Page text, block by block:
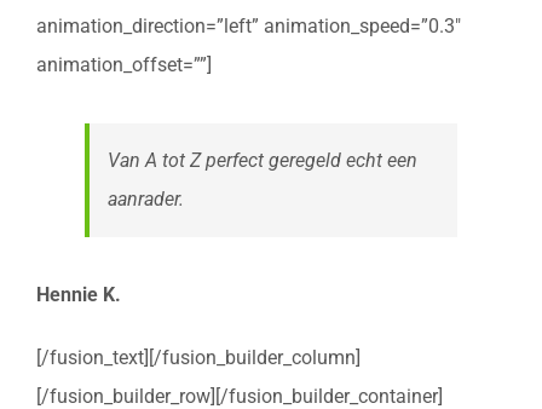
animation_direction=”left” animation_speed=”0.3″
animation_offset=””]
Van A tot Z perfect geregeld echt een
aanrader.
Hennie K.
[/fusion_text][/fusion_builder_column]
[/fusion_builder_row][/fusion_builder_container]